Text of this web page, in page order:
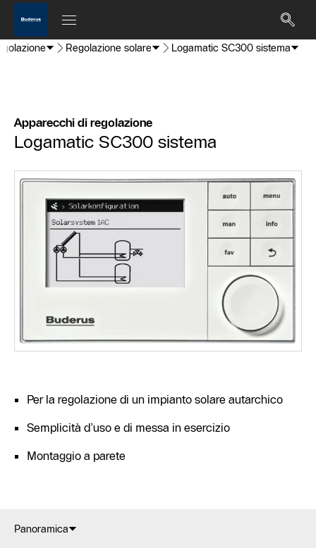
Regolazione solare Logamatic SC300 sistema
Apparecchi di regolazione
Logamatic SC300 sistema
Per la regolazione di un impianto solare autarchico
Semplicità d’uso e di messa in esercizio
Montaggio a parete
Panoramica